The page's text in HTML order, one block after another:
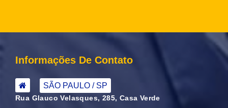
Informações De Contato
SÃO PAULO / SP
Rua Glauco Velasques, 285, Casa Verde